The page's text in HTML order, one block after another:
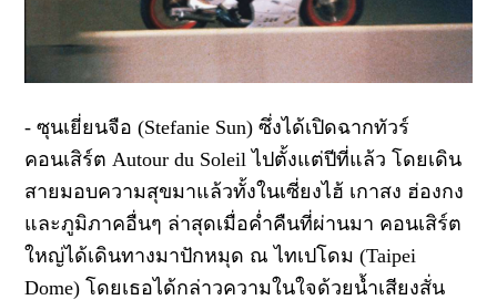
-ซุนเยี่ยนจือ (Stefanie Sun)ซึ่งได้เปิดฉากทัวร์
คอนเสิร์ต Autour du Soleilไปตั้งแต่ปีที่แล้ว โดยเดิน
สายมอบความสุขมาแล้วทั้งในเซี่ยงไฮ้ เกาสง ฮ่องกง
และภูมิภาคอื่นๆ ล่าสุดเมื่อค่ำคืนที่ผ่านมา คอนเสิร์ต
ใหญ่ได้เดินทางมาปักหมุด ณ ไทเปโดม (Taipei
Dome)โดยเธอได้กล่าวความในใจด้วยน้ำเสียงสั่น